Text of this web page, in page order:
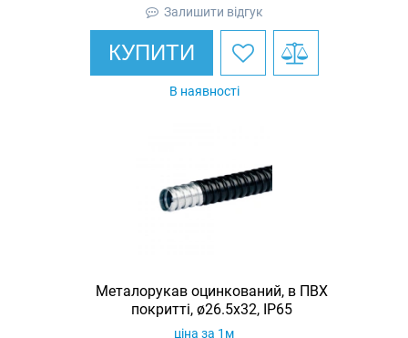
Залишити відгук
КУПИТИ
В наявності
Металорукав оцинкований, в ПВХ
покритті, ø26.5x32, IP65
ціна за 1м